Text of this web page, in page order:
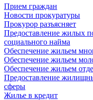
Прием граждан
Новости прокуратуры
Прокурор разъясняет
Предоставление жилых
социального найма
Обеспечение жильем
Обеспечение жильем
Обеспечение жильем
Предоставление
сферы
Жилье в кредит